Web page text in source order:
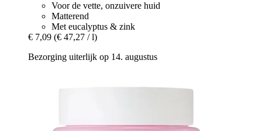
Voor de vette, onzuivere huid
Matterend
Met eucalyptus & zink
€ 7,09 (€ 47,27 / l)
Bezorging uiterlijk op 14. augustus